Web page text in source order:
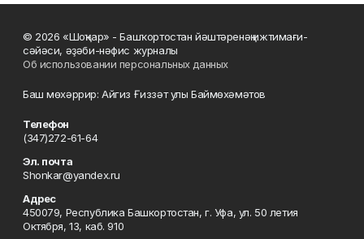
© 2026 «Шоңҡар» - Башҡортостан йәштәренәң ижтимағи-
сәйәси, әҙәби-нәфис журналы
Об использовании персональных данных
Баш мөхәррир: Айгиз Ғиззәт улы Баймөхәмәтов
Телефон
(347)272-61-64
Эл. почта
Shonkar@yandex.ru
Адрес
450079, Республика Башкортостан, г. Уфа, ул. 50 летия
Октября, 13, каб. 910